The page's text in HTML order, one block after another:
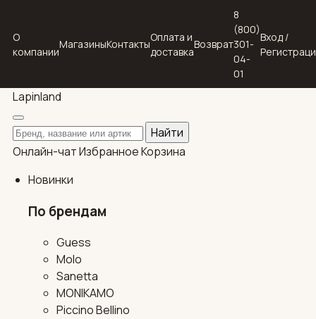
О
компании
МагазиныКонтакты
Оплата и
доставка
Возврат
8
(800)
301-
04-
01
Вход /
Lapinland
Поиск по каталогу
Найти
Онлайн-чатИзбранноеКорзина
Новинки
По брендам
Guess
Molo
Sanetta
MONIKAMO
Piccino Bellino